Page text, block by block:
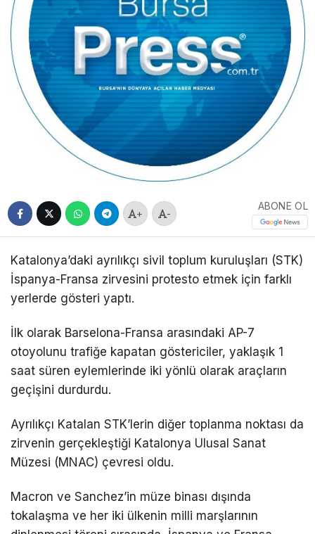
+ -
ABONE OL
Katalonya’daki ayrılıkçı sivil toplum kuruluşları (STK)
İspanya-Fransa zirvesini protesto etmek için farklı
yerlerde gösteri yaptı.
İlk olarak Barselona-Fransa arasındaki AP-7
otoyolunu trafiğe kapatan göstericiler, yaklaşık 1
saat süren eylemlerinde iki yönlü olarak araçların
geçişini durdurdu.
Ayrılıkçı Katalan STK’lerin diğer toplanma noktası da
zirvenin gerçekleştiği Katalonya Ulusal Sanat
Müzesi (MNAC) çevresi oldu.
Macron ve Sanchez’in müze binası dışında
tokalaşma ve her iki ülkenin milli marşlarının